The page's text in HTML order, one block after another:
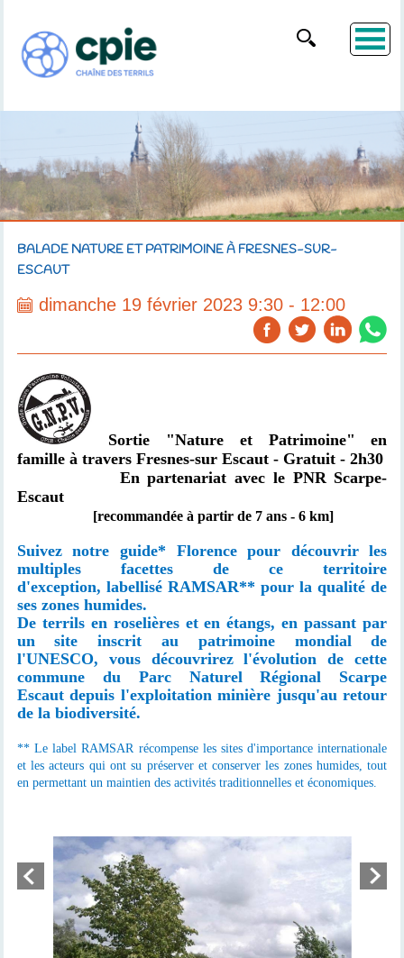
BALADE NATURE ET PATRIMOINE À FRESNES-SUR-
ESCAUT
dimanche 19 février 2023 9:30 - 12:00
Sortie "Nature et Patrimoine" en
famille à travers Fresnes-sur Escaut- Gratuit - 2h30
En partenariat avec le PNR Scarpe-
Escaut
[recommandée à partir de 7 ans - 6 km]
Suivez notre guide* Florence pour découvrir les
multiples facettes de ce territoire
d'exception, labelliséRAMSAR** pour la qualité de
ses zones humides.
De terrils en roselières et en étangs,en passant par
un site inscrit au patrimoine mondial de
l'UNESCO, vous découvrirez l'évolution de cette
commune du Parc Naturel Régional Scarpe
Escautdepuis l'exploitation minière jusqu'au retour
de la biodiversité.
** Le label RAMSAR récompense les sites d'importance internationale
et les acteurs qui ont su préserver et conserver les zones humides, tout
en permettant un maintien des activités traditionnelles et économiques.